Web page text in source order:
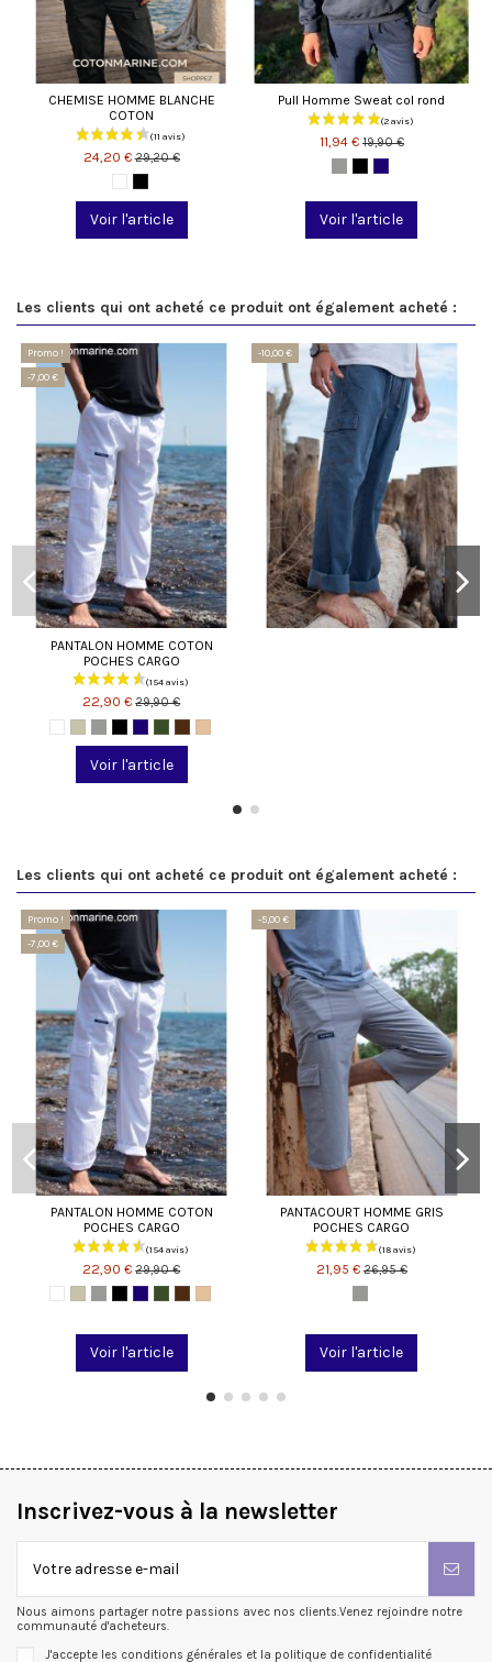
CHEMISE HOMME BLANCHE
COTON
24,20 €29,20 €
Voir l'article
Pull Homme Sweat col rond
11,94 € 19,90 €
Voir l'article
Les clients qui ont acheté ce produit ont également acheté :
Promo !
-7,00 €
PANTALON HOMME COTON
POCHES CARGO
22,90 €29,90 €
Voir l'article
-10,00 €
Les clients qui ont acheté ce produit ont également acheté :
Promo !
-7,00 €
PANTALON HOMME COTON
POCHES CARGO
22,90 €29,90 €
Voir l'article
-5,00 €
PANTACOURT HOMME GRIS
POCHES CARGO
21,95 € 26,95 €
Voir l'article
Inscrivez-vous à la newsletter
Nous aimons partager notre passions avec nos clients.Venez rejoindre notre
communauté d'acheteurs.
J'accepte les conditions générales et la politique de confidentialité